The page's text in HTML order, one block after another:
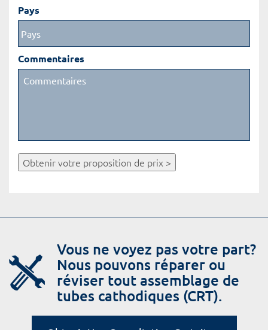
Pays
Commentaires
Obtenir votre proposition de prix >
Vous ne voyez pas votre part?
Nous pouvons réparer ou
réviser tout assemblage de
tubes cathodiques (CRT).